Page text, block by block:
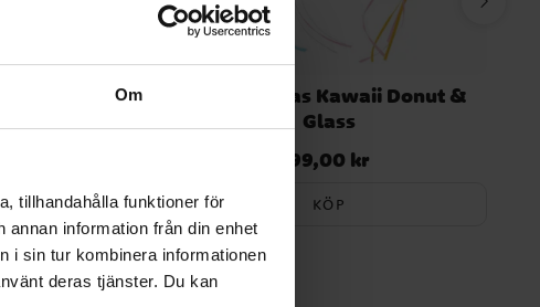
Om
tillhandahålla funktioner för
information från din enhet
i sin tur kombinera informationen
deras tjänster. Du kan
Mini Piñatas Kawaii Donut &
Glass
Pris:99,00 kr
99,00 kr
KÖP